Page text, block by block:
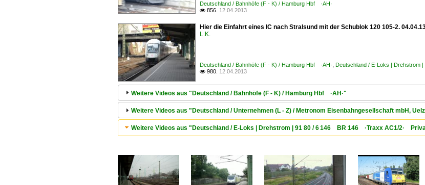
Deutschland / Bahnhöfe (F - K) / Hamburg Hbf ·AH·
 856. 12.04.2013
Hier die Einfahrt eines IC nach Stralsund mit der Schublok 120 105-2.
L.K.
Deutschland / Bahnhöfe (F - K) / Hamburg Hbf ·AH· Deutschland / E-Loks | Drehstrom
 980. 12.04.2013
Weitere Videos aus "Deutschland / Bahnhöfe (F - K) / Hamburg Hbf ·AH·"
Weitere Videos aus "Deutschland / Unternehmen (L - Z) / Metronom Eisenbahngesellschaft mbH,
Weitere Videos aus "Deutschland / E-Loks | Drehstrom | 91 80 / 6 146 BR 146 ·Traxx AC1/2·